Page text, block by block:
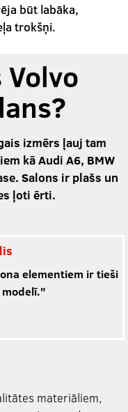
būt labāka,
trokšņi.
izmērs ļauj tam
kā Audi A6, BMW
Salons ir plašs un
ļoti ērti.
elementiem ir tieši
materiāliem,